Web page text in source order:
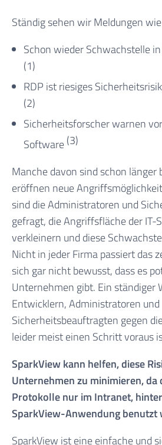
Ständig sehen wir Meldungen
Schon wieder Schwachstelle
(1)
RDP ist riesiges
(2)
Sicherheitsforscher warnen
Software(3)
Manche davon sind schon länger
eröffnen neue
sind die Administratoren und
gefragt, die Angriffsfläche der IT-
verkleinern und diese
Nicht in jeder Firma passiert das
sich gar nicht bewusst, dass es
Unternehmen gibt. Ein ständiger
Entwicklern, Administratoren und
Sicherheitsbeauftragten gegen
leider meist einen Schritt voraus
SparkView kann helfen, diese
Unternehmen zu minimieren, da
Protokolle nur im Intranet,
SparkView-Anwendung benutzt
SparkView ist eine einfache und